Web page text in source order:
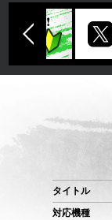
タイトル
対応機種